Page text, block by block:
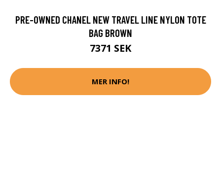
PRE-OWNED CHANEL NEW TRAVEL LINE NYLON TOTE
BAG BROWN
7371 SEK
MER INFO!